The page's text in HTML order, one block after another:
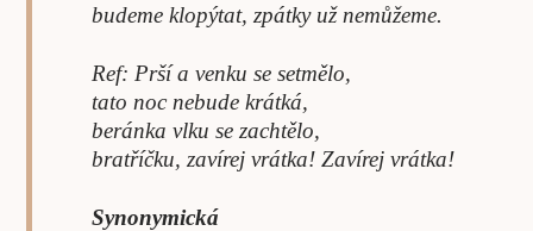
budeme klopýtat, zpátky už nemůžeme.
Ref: Prší a venku se setmělo,
tato noc nebude krátká,
beránka vlku se zachtělo,
bratříčku, zavírej vrátka! Zavírej vrátka!
Synonymická